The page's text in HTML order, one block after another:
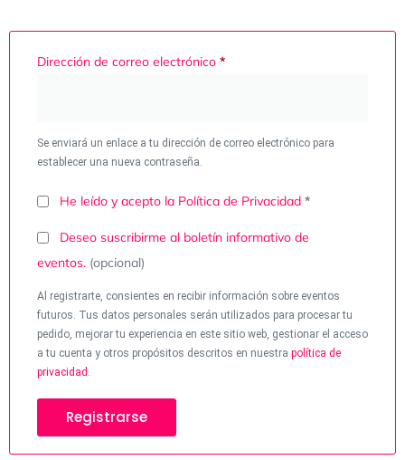
Dirección de correo electrónico *
Se enviará un enlace a tu dirección de correo electrónico para
establecer una nueva contraseña.
He leído y acepto la Política de Privacidad *
Deseo suscribirme al boletín informativo de
eventos. (opcional)
Al registrarte, consientes en recibir información sobre eventos
futuros. Tus datos personales serán utilizados para procesar tu
pedido, mejorar tu experiencia en este sitio web, gestionar el acceso
a tu cuenta y otros propósitos descritos en nuestra política de
privacidad .
Registrarse